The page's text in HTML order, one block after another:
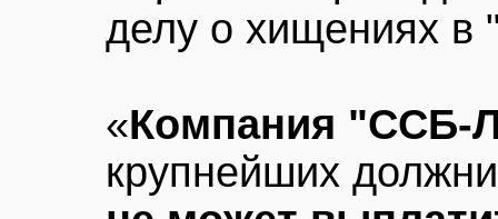
делу о хищениях в
«Компания "ССБ-
крупнейших